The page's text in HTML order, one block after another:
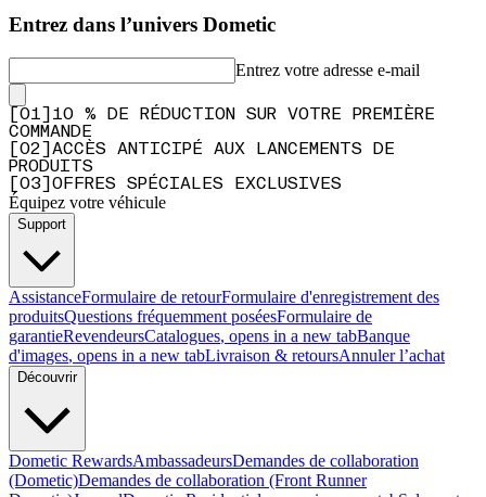
Entrez dans l’univers Dometic
Entrez votre adresse e-mail
01
10 % DE RÉDUCTION SUR VOTRE PREMIÈRE
COMMANDE
02
ACCÈS ANTICIPÉ AUX LANCEMENTS DE
PRODUITS
03 OFFRES SPÉCIALES EXCLUSIVES
Équipez votre véhicule
Support
AssistanceFormulaire de retourFormulaire d'enregistrement des
produitsQuestions fréquemment poséesFormulaire de
garantieRevendeursCatalogues, opens in a new tabBanque
d'images, opens in a new tabLivraison & retoursAnnuler l’achat
Découvrir
Dometic RewardsAmbassadeursDemandes de collaboration
(Dometic)Demandes de collaboration (Front Runner